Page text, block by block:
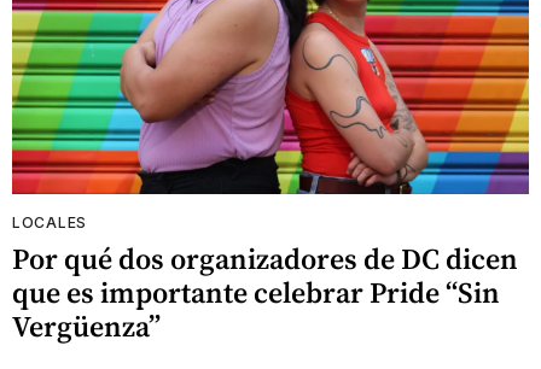
LOCALES
Por qué dos organizadores de DC dicen
que es importante celebrar Pride “Sin
Vergüenza”